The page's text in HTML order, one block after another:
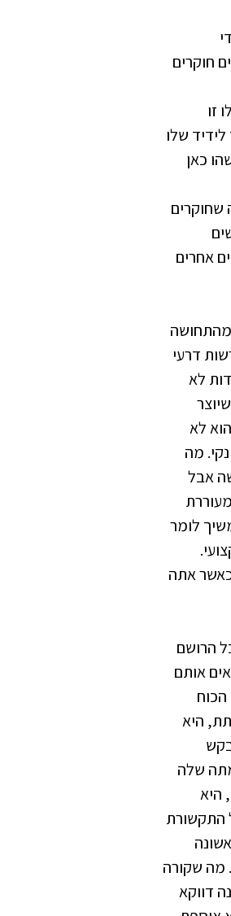
חוקרים
זו
שלו
כאן
שחוקרים
אחרים
נובע מהתחושה
דרעי
לא
לא
מה
אבל
לומר
אתה
הרושם
אותם
היא
שלה
היא
התקשורת
מה שקורה
דווקא